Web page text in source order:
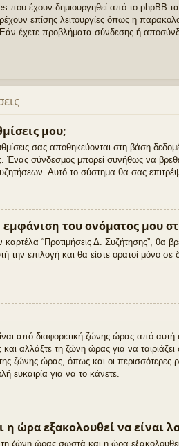
που έχουν δημιουργηθεί από το phpBB
επίσης λειτουργίες όπως η
Εάν έχετε προβλήματα σύνδεσης ή
μου;
σας αποθηκεύονται στη βάση
Ένας σύνδεσμος μπορεί συνήθως να
Αυτό το σύστημα θα σας
του ονόματος μου
“Προτιμήσεις Δ. Συζήτησης”, θα
την επιλογή και θα είστε ορατοί μόνο
από διαφορετική ζώνης ώρας από
αλλάξτε τη ζώνη ώρας για να
ζώνης ώρας, όπως και οι περισσότερες
ευκαιρία για να το κάνετε.
ώρα εξακολουθεί να είναι
τη ζώνη ώρας σωστά και η ώρα